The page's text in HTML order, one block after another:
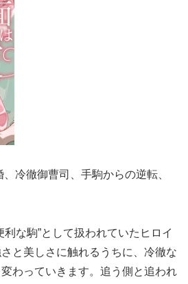
、冷徹御曹司、手駒からの逆転、
利な駒”として扱われていたヒロイ
と美しさに触れるうちに、冷徹な
わっていきます。追う側と追われ